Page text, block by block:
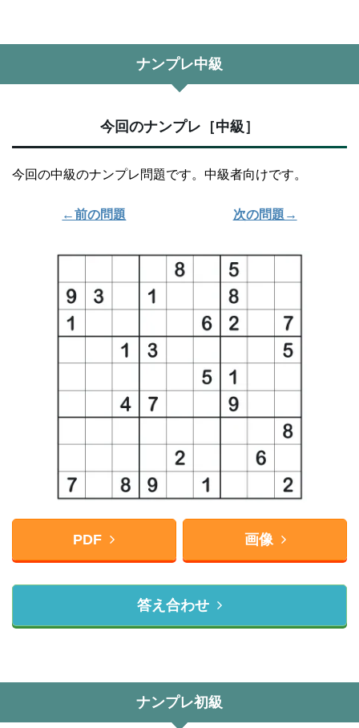
ナンプレ中級
今回のナンプレ［中級］
今回の中級のナンプレ問題です。中級者向けです。
←前の問題 次の問題→
PDF 画像
答え合わせ
ナンプレ初級